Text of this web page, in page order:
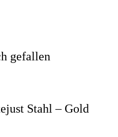
gefallen
Stahl – Gold